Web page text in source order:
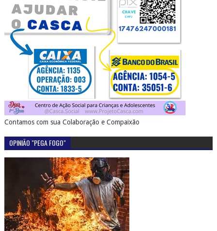
Contamos com sua Colaboração e Compaixão
OPINIÃO "PEGA FOGO"